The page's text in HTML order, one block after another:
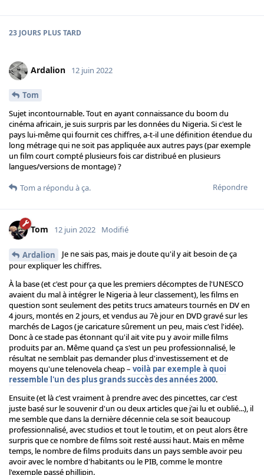
23 JOURS PLUS TARD
Ardalion 12 juin 2022
Tom
Sujet incontournable. Tout en ayant connaissance du boom du
cinéma africain, je suis surpris par les données du Nigeria. Si c'est le
pays lui-même qui fournit ces chiffres, a-t-il une définition étendue du
long métrage qui ne soit pas appliquée aux autres pays (par exemple
un film court compté plusieurs fois car distribué en plusieurs
langues/versions de montage) ?
Répondre
Tom a répondu à ça.
Tom 12 juin 2022 Modifié
Ardalion
Je ne sais pas, mais je doute qu'il y ait besoin de ça
pour expliquer les chiffres.
À la base (et c'est pour ça que les premiers décomptes de l'UNESCO
avaient du mal à intégrer le Nigeria à leur classement), les films en
question sont seulement des petits trucs amateurs tournés en DV en
4 jours, montés en 2 jours, et vendus au 7è jour en DVD gravé sur les
marchés de Lagos (je caricature sûrement un peu, mais c'est l'idée).
Donc à ce stade pas étonnant qu'il ait vite pu y avoir mille films
produits par an. Même quand ça s'est un peu professionnalisé, le
résultat ne semblait pas demander plus d'investissement et de
moyens qu'une telenovela cheap – voilà par exemple à quoi
ressemble l'un des plus grands succès des années 2000.
Ensuite (et là c'est vraiment à prendre avec des pincettes, car c'est
juste basé sur le souvenir d'un ou deux articles que j'ai lu et oublié...), il
me semble que dans la dernière décennie cela se soit beaucoup
professionnalisé, avec studios et tout le toutim, et on peut alors être
surpris que ce nombre de films soit resté aussi haut. Mais en même
temps, le nombre de films produits dans un pays semble avoir peu
avoir avec le nombre d'habitants ou le PIB, comme le montre
l'exemple passé phillipin.